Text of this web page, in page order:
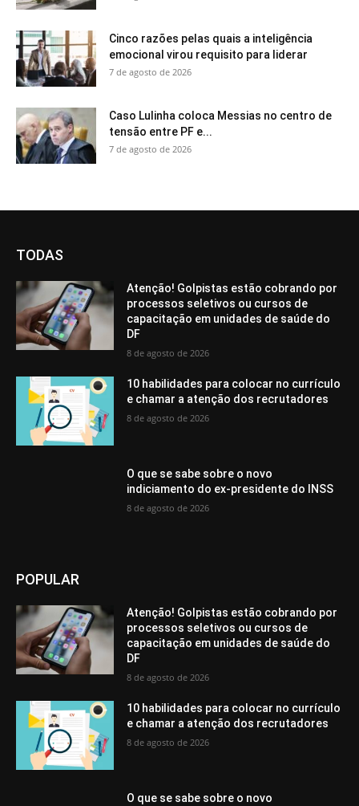
Cinco razões pelas quais a inteligência
emocional virou requisito para liderar
7 de agosto de 2026
Caso Lulinha coloca Messias no centro de
tensão entre PF e...
7 de agosto de 2026
TODAS
Atenção! Golpistas estão cobrando por
processos seletivos ou cursos de
capacitação em unidades de saúde do
DF
8 de agosto de 2026
10 habilidades para colocar no currículo
e chamar a atenção dos recrutadores
8 de agosto de 2026
O que se sabe sobre o novo
indiciamento do ex-presidente do INSS
8 de agosto de 2026
POPULAR
Atenção! Golpistas estão cobrando por
processos seletivos ou cursos de
capacitação em unidades de saúde do
DF
8 de agosto de 2026
10 habilidades para colocar no currículo
e chamar a atenção dos recrutadores
8 de agosto de 2026
O que se sabe sobre o novo